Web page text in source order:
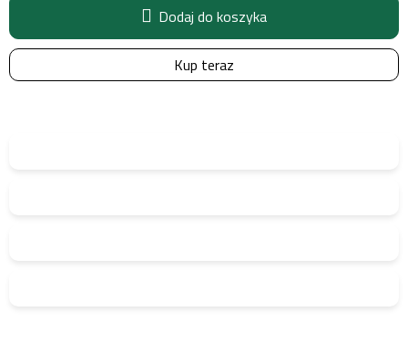
Dodaj do koszyka
Kup teraz